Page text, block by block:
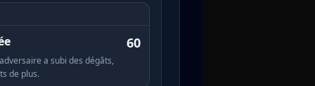
a subi des dégâts,
de plus.
60